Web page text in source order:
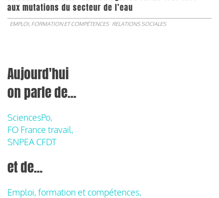
aux mutations du secteur de l’eau
EMPLOI, FORMATION ET COMPÉTENCES RELATIONS SOCIALES
Aujourd'hui
on parle de...
SciencesPo,
FO France travail,
SNPEA CFDT
et de...
Emploi, formation et compétences,